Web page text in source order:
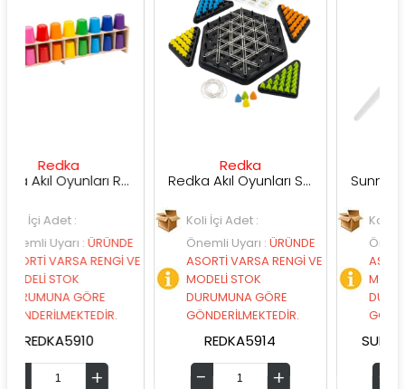
Redka Akıl Oyunları Renk Dedektifi Oyunu
:ÜRÜNDE
RENGİ VE
GÖRE
Redka Akıl Oyunları Strateji Üçgeni Oyunu
Koli İçi Adet :
Önemli Uyarı:ÜRÜNDE
ASORTİ VARSA RENGİ VE
MODELİ STOK
DURUMUNA GÖRE
GÖNDERİLMEKTEDİR.
REDKA5914
Koli İçi Adet :
Önemli Uyarı
ASORTİ VARSA
MODELİ STOK
DURUMUNA